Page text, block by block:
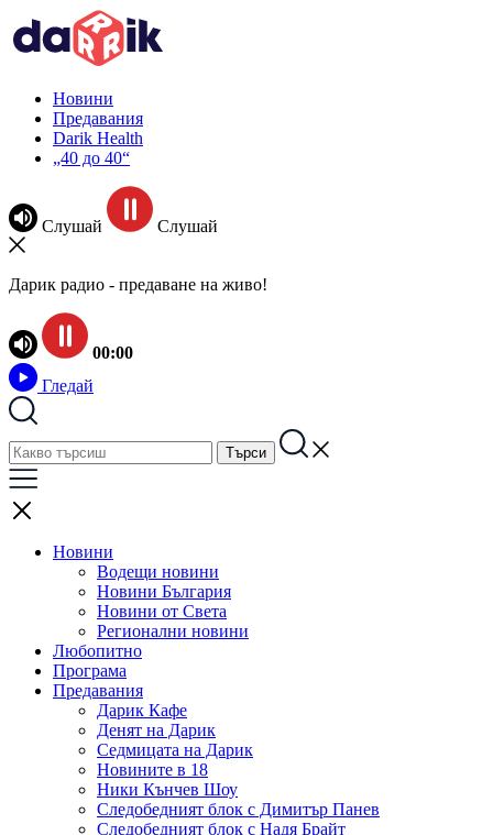
Новини
Предавания
Darik Health
„40 до 40“
Слушай Слушай
Дарик радио - предаване на живо!
00:00
Гледай
Новини
Водещи новини
Новини България
Новини от Света
Регионални новини
Любопитно
Програма
Предавания
Дарик Кафе
Денят на Дарик
Седмицата на Дарик
Новините в 18
Ники Кънчев Шоу
Следобедният блок с Димитър Панев
Следобедният блок с Надя Брайт